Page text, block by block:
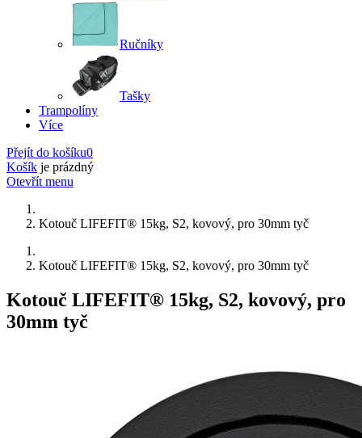
Ručníky
Tašky
Trampolíny
Více
Přejít do košíku0
Košík je prázdný
Otevřít menu
Kotouč LIFEFIT® 15kg, S2, kovový, pro 30mm tyč
Kotouč LIFEFIT® 15kg, S2, kovový, pro 30mm tyč
Kotouč LIFEFIT® 15kg, S2, kovový, pro
30mm tyč